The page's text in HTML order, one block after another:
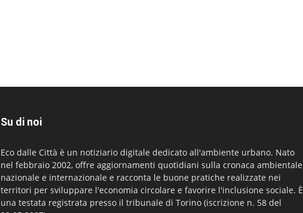
Su di noi
Eco dalle Città è un notiziario digitale dedicato all'ambiente urbano. Nato
nel febbraio 2002, offre aggiornamenti quotidiani sulla cronaca ambientale
nazionale e internazionale e racconta le buone pratiche realizzate nei
territori per sviluppare l'economia circolare e favorire l'inclusione sociale. È
una testata registrata presso il tribunale di Torino (iscrizione n. 58 del